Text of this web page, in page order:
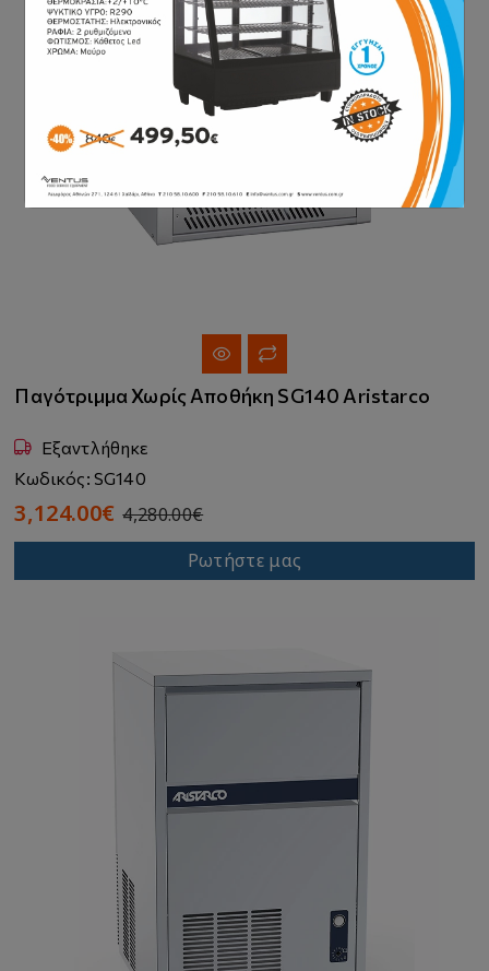
Παγότριμμα Χωρίς Αποθήκη SG140 Aristarco
Εξαντλήθηκε
Κωδικός: SG140
3,124.00€ 4,280.00€
Ρωτήστε μας